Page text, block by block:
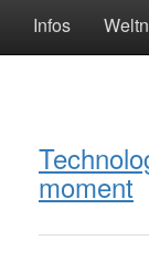
Infos
moment